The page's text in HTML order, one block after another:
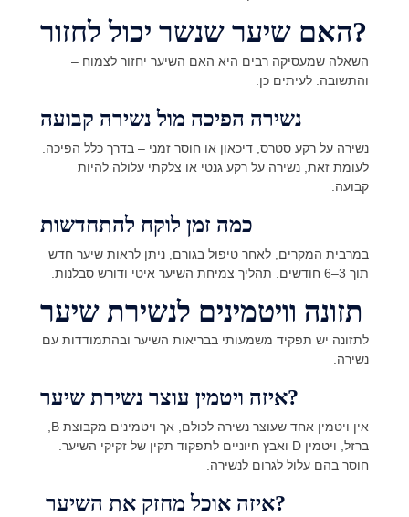
האם שיער שנשר יכול לחזור?
השאלה שמעסיקה רבים היא האם השיער יחזור לצמוח –
והתשובה: לעיתים כן.
נשירה הפיכה מול נשירה קבועה
נשירה על רקע סטרס, דיכאון או חוסר זמני – בדרך כלל הפיכה.
לעומת זאת, נשירה על רקע גנטי או צלקתי עלולה להיות
קבועה.
כמה זמן לוקח להתחדשות
במרבית המקרים, לאחר טיפול בגורם, ניתן לראות שיער חדש
תוך 3–6 חודשים. תהליך צמיחת השיער איטי ודורש סבלנות.
תזונה וויטמינים לנשירת שיער
לתזונה יש תפקיד משמעותי בבריאות השיער ובהתמודדות עם
נשירה.
איזה ויטמין עוצר נשירת שיער?
ברזל, ויטמין D ואבץ חיוניים לתפקוד תקין של זקיקי השיער.
חוסר בהם עלול לגרום לנשירה.
איזה אוכל מחזק את השיער?